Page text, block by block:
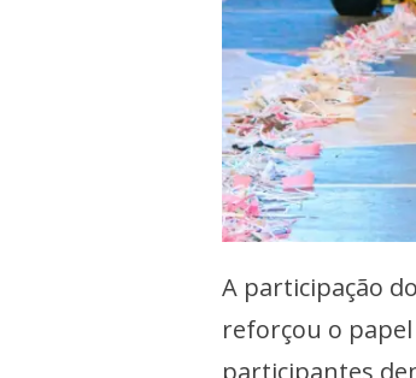
A participação
reforçou o